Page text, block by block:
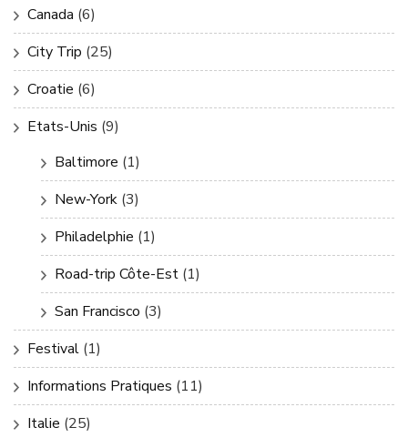
Canada (6)
City Trip (25)
Croatie (6)
Etats-Unis (9)
Baltimore (1)
New-York (3)
Philadelphie (1)
Road-trip Côte-Est (1)
San Francisco (3)
Festival (1)
Informations Pratiques (11)
Italie (25)